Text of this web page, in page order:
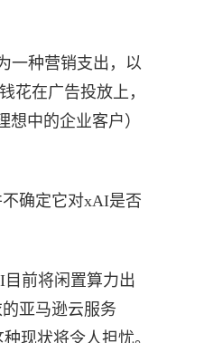
一种营销支出，以
花在广告投放上，
中的企业客户）
确定它对xAI是否
前将闲置算力出
亚马逊云服务
现状将令人担忧。